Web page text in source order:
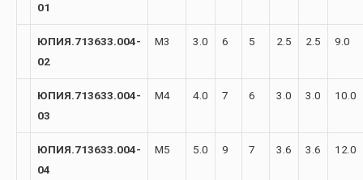
01
ЮПИЯ.713633.004-
02
М3 3.0 6 5 2.5 2.5 9.0
ЮПИЯ.713633.004-
03
М4 4.0 7 6 3.0 3.0 10.0
ЮПИЯ.713633.004-
04
М5 5.0 9 7 3.6 3.6 12.0